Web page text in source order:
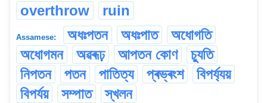
overthrow
ruin
Assamese: অধঃপতন অধঃপাত
অধোগতি
অধোগমন
অৱৰূঢ় আপতন কোণ
চ্যুতি
নিপতন
পতন পাতিত্য প্ৰভ্ৰংশ
বিপৰ্য্যয়
বিপৰ্যয়
সম্পাত স্খলন